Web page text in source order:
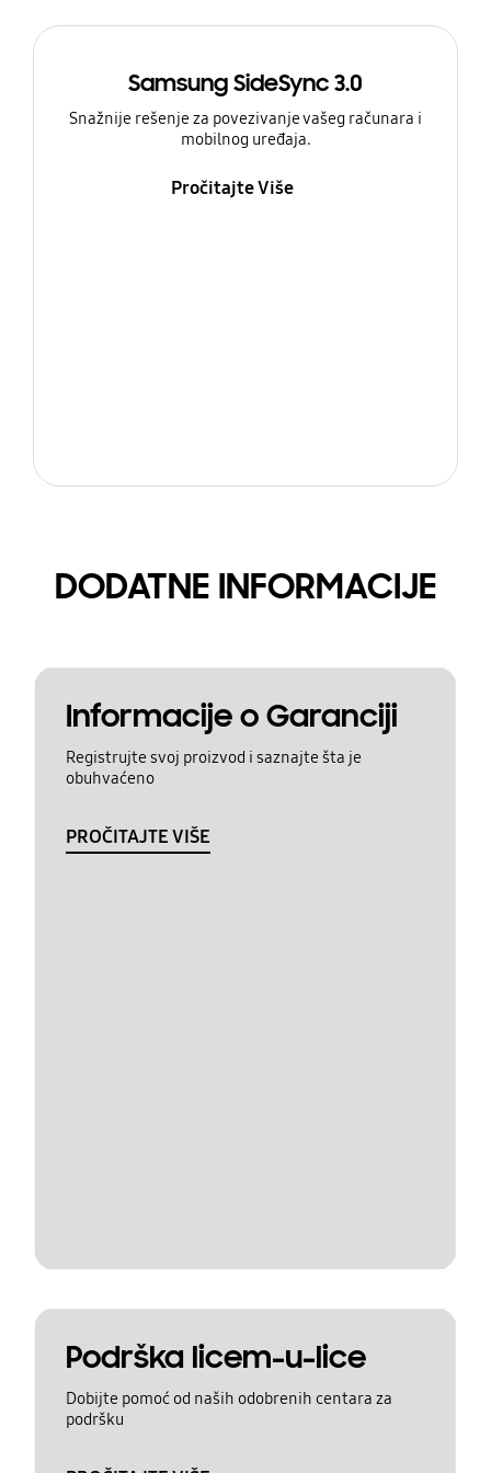
Samsung SideSync 3.0
Snažnije rešenje za povezivanje vašeg računara i
mobilnog uređaja.
Pročitajte Više
DODATNE INFORMACIJE
Informacije o Garanciji
Registrujte svoj proizvod i saznajte šta je
obuhvaćeno
PROČITAJTE VIŠE
Podrška licem-u-lice
Dobijte pomoć od naših odobrenih centara za
podršku